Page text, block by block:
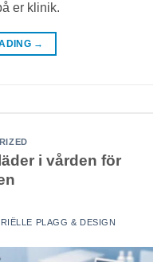
er klinik.
→
i vården för
PLAGG & DESIGN